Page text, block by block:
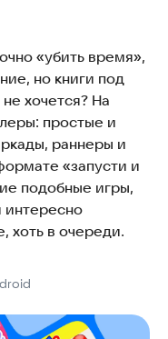
«убить время»,
но книги под
хочется? На
простые и
раннеры и
«запусти и
подобные игры,
интересно
хоть в очереди.